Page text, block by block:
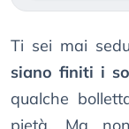
Ti sei mai
siano finiti i
qualche